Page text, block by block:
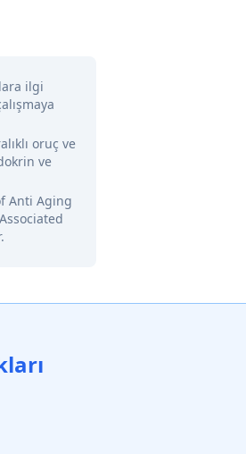
ilgi
oruç ve
ve
Anti Aging